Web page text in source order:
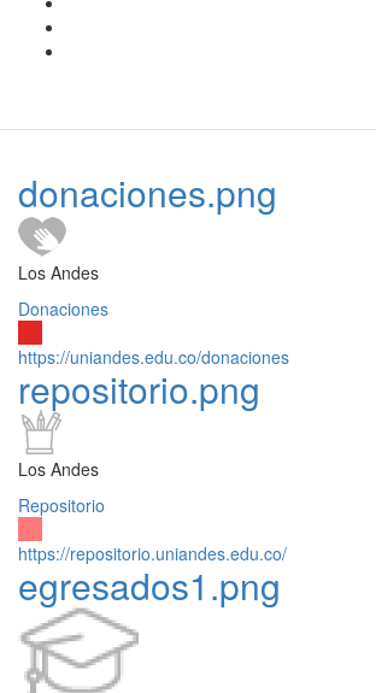
donaciones.png
Los Andes
Donaciones
https://uniandes.edu.co/donaciones
repositorio.png
Los Andes
Repositorio
https://repositorio.uniandes.edu.co/
egresados1.png